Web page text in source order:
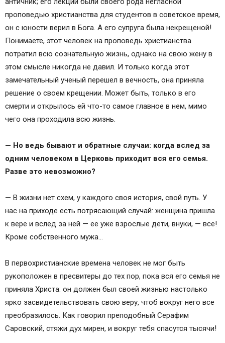
проповедью христианства для студентов в советское время,
он с юности верил в Бога. А его супруга была некрещеной!
Понимаете, этот человек на проповедь христианства
потратил всю сознательную жизнь, однако на свою жену в
этом смысле никогда не давил. И только когда этот
замечательный ученый перешел в вечность, она приняла
решение о своем крещении. Может быть, только в его
смерти и открылось ей что-то самое главное в нем, мимо
чего она проходила всю жизнь.
— Но ведь бывают и обратные случаи: когда вслед за
одним человеком в Церковь приходит вся его семья.
Разве это невозможно?
— В жизни нет схем, у каждого своя история, свой путь. У
нас на приходе есть потрясающий случай: женщина пришла
к вере и вслед за ней — ее уже взрослые дети, внуки, — все!
Кроме собственного мужа…
В первохристианские времена человек не мог быть
рукоположен в пресвитеры до тех пор, пока вся его семья не
приняла Христа: он должен был своей жизнью настолько
ярко засвидетельствовать свою веру, чтоб вокруг него все
преобразилось. Как говорил преподобный Серафим
Саровский, стяжи дух мирен, и вокруг тебя спасутся тысячи!